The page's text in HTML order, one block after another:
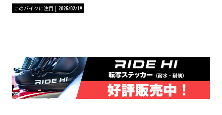
このバイクに注目
2025/02/19